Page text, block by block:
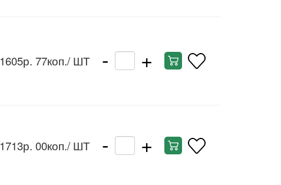
1605р. 77коп./ ШТ - +
1713р. 00коп./ ШТ - +